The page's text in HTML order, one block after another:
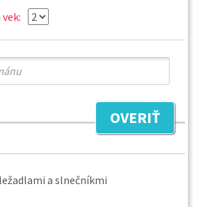
OVERIŤ
a slnečníkmi